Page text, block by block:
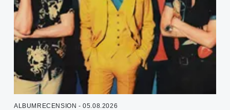
ALBUMRECENSION - 05.08.2026